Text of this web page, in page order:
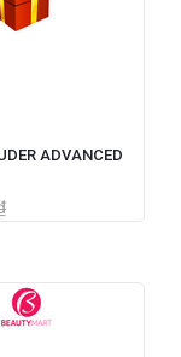
ADVANCED